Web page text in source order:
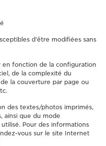
d'être modifiées sans
en fonction de la configuration
de la complexité du
la couverture par page ou
des textes/photos imprimés,
ainsi que du mode
Pour des informations
vous sur le site Internet